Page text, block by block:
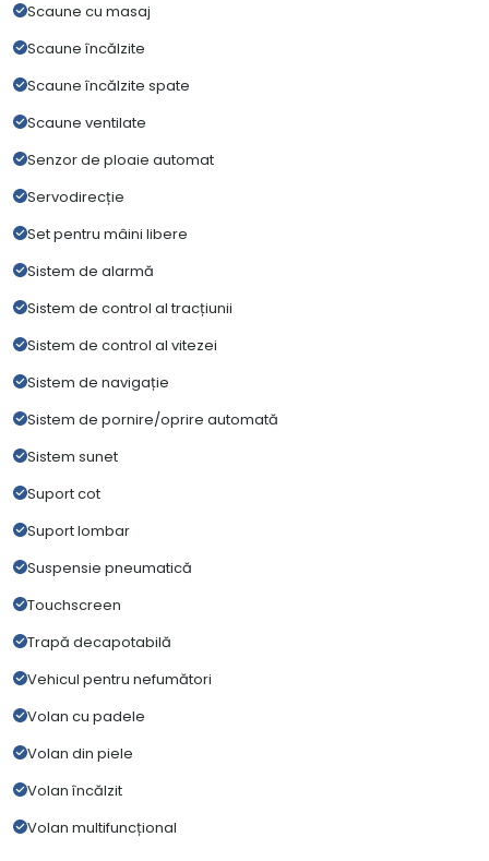
Scaune cu masaj
Scaune încălzite
Scaune încălzite spate
Scaune ventilate
Senzor de ploaie automat
Servodirecție
Set pentru mâini libere
Sistem de alarmă
Sistem de control al tracțiunii
Sistem de control al vitezei
Sistem de navigație
Sistem de pornire/oprire automată
Sistem sunet
Suport cot
Suport lombar
Suspensie pneumatică
Touchscreen
Trapă decapotabilă
Vehicul pentru nefumători
Volan cu padele
Volan din piele
Volan încălzit
Volan multifuncțional